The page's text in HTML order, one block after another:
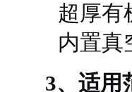
超厚有
内置真
3、适用